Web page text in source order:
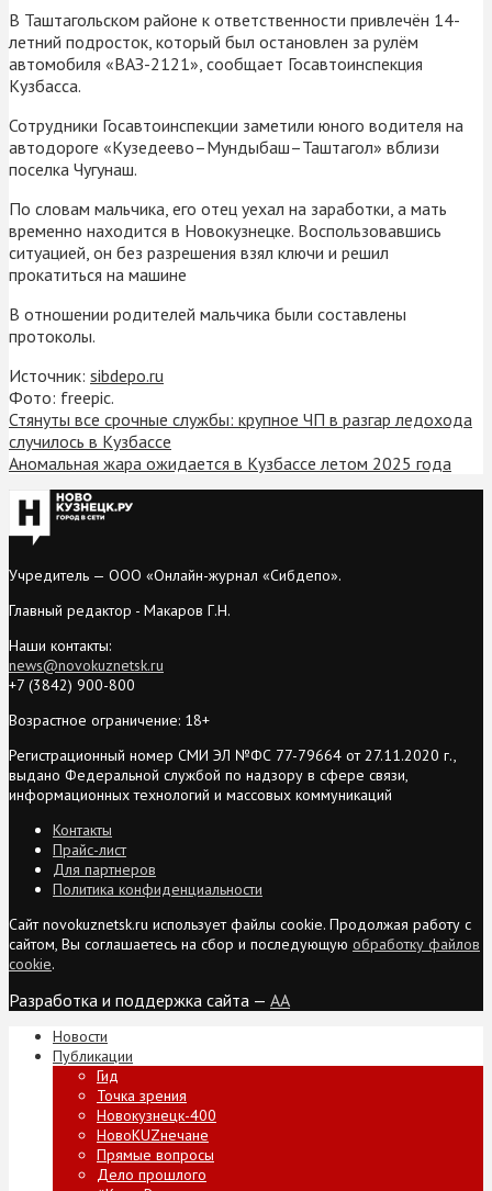
В Таштагольском районе к ответственности привлечён 14-
летний подросток, который был остановлен за рулём
автомобиля «ВАЗ-2121», сообщает Госавтоинспекция
Кузбасса.
Сотрудники Госавтоинспекции заметили юного водителя на
автодороге «Кузедеево–Мундыбаш–Таштагол» вблизи
поселка Чугунаш.
По словам мальчика, его отец уехал на заработки, а мать
временно находится в Новокузнецке. Воспользовавшись
ситуацией, он без разрешения взял ключи и решил
прокатиться на машине
В отношении родителей мальчика были составлены
протоколы.
Источник: sibdepo.ru
Фото: freepic.
Стянуты все срочные службы: крупное ЧП в разгар ледохода
случилось в Кузбассе
Аномальная жара ожидается в Кузбассе летом 2025 года
Учредитель — ООО «Онлайн-журнал «Сибдепо».
Главный редактор - Макаров Г.Н.
Наши контакты:
news@novokuznetsk.ru
+7 (3842) 900-800
Возрастное ограничение: 18+
Регистрационный номер СМИ ЭЛ №ФС 77-79664 от 27.11.2020 г.,
выдано Федеральной службой по надзору в сфере связи,
информационных технологий и массовых коммуникаций
Контакты
Прайс-лист
Для партнеров
Политика конфиденциальности
Сайт novokuznetsk.ru использует файлы cookie. Продолжая работу с
сайтом, Вы соглашаетесь на сбор и последующую обработку файлов
cookie.
Разработка и поддержка сайта — AA
Новости
Публикации
Гид
Точка зрения
Новокузнецк-400
НовоKUZнечане
Прямые вопросы
Дело прошлого